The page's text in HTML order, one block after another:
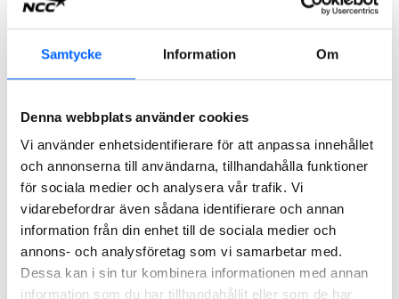
Samtycke Information Om
Denna webbplats använder cookies
Vi använder enhetsidentifierare för att anpassa innehållet
och annonserna till användarna, tillhandahålla funktioner
för sociala medier och analysera vår trafik. Vi
vidarebefordrar även sådana identifierare och annan
information från din enhet till de sociala medier och
annons- och analysföretag som vi samarbetar med.
Dessa kan i sin tur kombinera informationen med annan
information som du har tillhandahållit eller som de har
Diskussionen som följde kretsade kring hur LOU kan främja
innovation och hållbarhet, hur samverkan med näringslivet
kan accelerera klimatomställningen och hur rätt ramvillkor
möjliggör investeringar i klimatsmart infrastruktur.
På kvällen genomförde NCC ett event som lyfte frågan om
beläggningsbranschen, där könsfördelningen fortfarande är
ojämn. Ett inkluderande arbetsklimat är inte bara en
värderingsfråga – det ger konkreta resultat: bättre
arbetsmiljö, starkare kundrelationer, mer träffsäker
kompetensförsörjning, högre innovationskraft och ökad
attraktionskraft för framtidens talanger.